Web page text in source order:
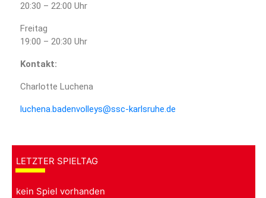
20:30 – 22:00 Uhr
Freitag
19:00 – 20:30 Uhr
Kontakt:
Charlotte Luchena
luchena.badenvolleys@ssc-karlsruhe.de
LETZTER SPIELTAG
kein Spiel vorhanden